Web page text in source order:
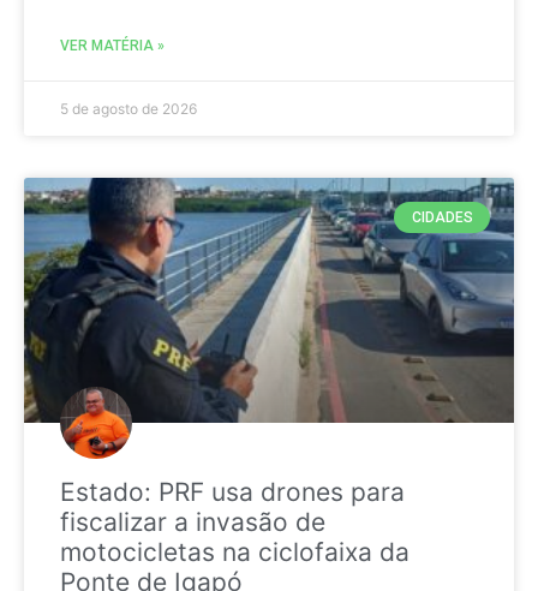
VER MATÉRIA »
5 de agosto de 2026
CIDADES
Estado: PRF usa drones para
fiscalizar a invasão de
motocicletas na ciclofaixa da
Ponte de Igapó